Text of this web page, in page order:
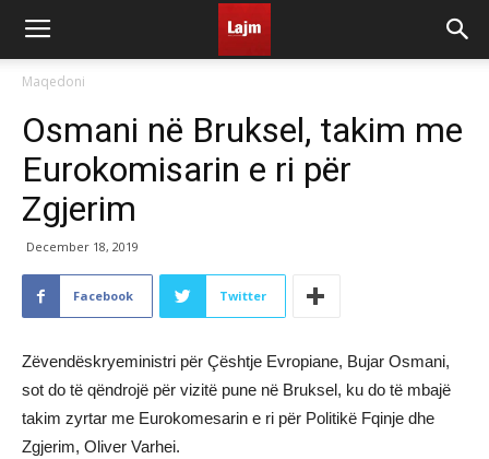
Maqedoni
Osmani në Bruksel, takim me
Eurokomisarin e ri për
Zgjerim
December 18, 2019
Facebook Twitter
Zëvendëskryeministri për Çështje Evropiane, Bujar Osmani,
sot do të qëndrojë për vizitë pune në Bruksel, ku do të mbajë
takim zyrtar me Eurokomesarin e ri për Politikë Fqinje dhe
Zgjerim, Oliver Varhei.